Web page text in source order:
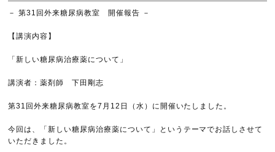
－ 第31回外来糖尿病教室 開催報告 －
【講演内容】
「新しい糖尿病治療薬について」
講演者：薬剤師 下田剛志
第31回外来糖尿病教室を7月12日（水）に開催いたしました。
今回は、「新しい糖尿病治療薬について」というテーマでお話しさせて
いただきました。